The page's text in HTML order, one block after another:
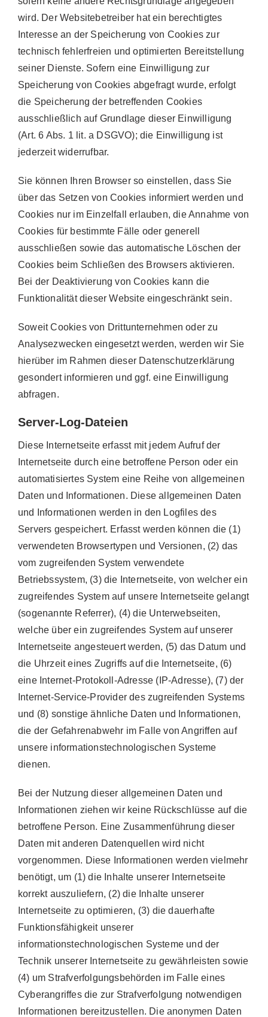
wird. Der Websitebetreiber hat ein berechtigtes
Interesse an der Speicherung von Cookies zur
technisch fehlerfreien und optimierten Bereitstellung
seiner Dienste. Sofern eine Einwilligung zur
Speicherung von Cookies abgefragt wurde, erfolgt
die Speicherung der betreffenden Cookies
ausschließlich auf Grundlage dieser Einwilligung
(Art. 6 Abs. 1 lit. a DSGVO); die Einwilligung ist
jederzeit widerrufbar.
Sie können Ihren Browser so einstellen, dass Sie
über das Setzen von Cookies informiert werden und
Cookies nur im Einzelfall erlauben, die Annahme von
Cookies für bestimmte Fälle oder generell
ausschließen sowie das automatische Löschen der
Cookies beim Schließen des Browsers aktivieren.
Bei der Deaktivierung von Cookies kann die
Funktionalität dieser Website eingeschränkt sein.
Soweit Cookies von Drittunternehmen oder zu
Analysezwecken eingesetzt werden, werden wir Sie
hierüber im Rahmen dieser Datenschutzerklärung
gesondert informieren und ggf. eine Einwilligung
abfragen.
Server-Log-Dateien
Diese Internetseite erfasst mit jedem Aufruf der
Internetseite durch eine betroffene Person oder ein
automatisiertes System eine Reihe von allgemeinen
Daten und Informationen. Diese allgemeinen Daten
und Informationen werden in den Logfiles des
Servers gespeichert. Erfasst werden können die (1)
verwendeten Browsertypen und Versionen, (2) das
vom zugreifenden System verwendete
Betriebssystem, (3) die Internetseite, von welcher ein
zugreifendes System auf unsere Internetseite gelangt
(sogenannte Referrer), (4) die Unterwebseiten,
welche über ein zugreifendes System auf unserer
Internetseite angesteuert werden, (5) das Datum und
die Uhrzeit eines Zugriffs auf die Internetseite, (6)
eine Internet-Protokoll-Adresse (IP-Adresse), (7) der
Internet-Service-Provider des zugreifenden Systems
und (8) sonstige ähnliche Daten und Informationen,
die der Gefahrenabwehr im Falle von Angriffen auf
unsere informationstechnologischen Systeme
dienen.
Bei der Nutzung dieser allgemeinen Daten und
Informationen ziehen wir keine Rückschlüsse auf die
betroffene Person. Eine Zusammenführung dieser
Daten mit anderen Datenquellen wird nicht
vorgenommen. Diese Informationen werden vielmehr
benötigt, um (1) die Inhalte unserer Internetseite
korrekt auszuliefern, (2) die Inhalte unserer
Internetseite zu optimieren, (3) die dauerhafte
Funktionsfähigkeit unserer
informationstechnologischen Systeme und der
Technik unserer Internetseite zu gewährleisten sowie
(4) um Strafverfolgungsbehörden im Falle eines
Cyberangriffes die zur Strafverfolgung notwendigen
Informationen bereitzustellen. Die anonymen Daten